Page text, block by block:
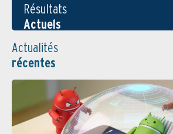
Résultats
Actuels
Actualités
récentes